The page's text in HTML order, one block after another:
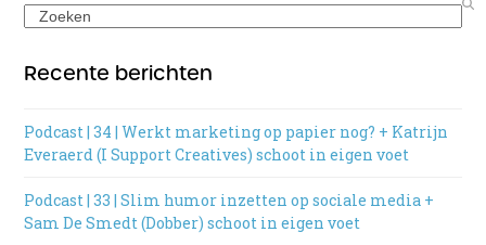
Search
Recente berichten
Podcast | 34 | Werkt marketing op papier nog? + Katrijn
Everaerd (I Support Creatives) schoot in eigen voet
Podcast | 33 | Slim humor inzetten op sociale media +
Sam De Smedt (Dobber) schoot in eigen voet